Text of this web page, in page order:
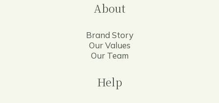
About
Brand Story
Our Values
Our Team
Help